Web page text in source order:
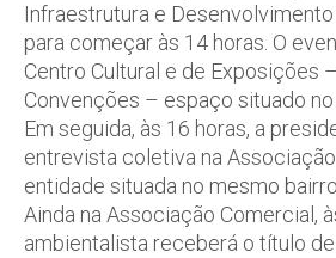
Infraestrutura e Desenvolvimento
para começar às 14 horas. O
Centro Cultural e de Exposições
Convenções – espaço situado no
Em seguida, às 16 horas, a
entrevista coletiva na
entidade situada no mesmo bairro.
Ainda na Associação Comercial,
ambientalista receberá o título